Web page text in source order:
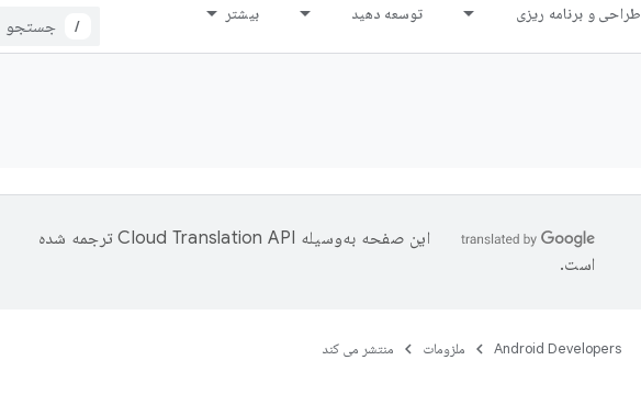
طراحی و برنامه ریزی توسعه دهید بیشتر
/
این صفحه به‌وسیله
ترجمه شده
است.
Android Developers ملزومات منتشر می کند